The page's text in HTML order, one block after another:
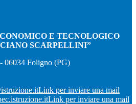
E TECNOLOGICO
SCARPELLINI”
06034 Foligno (PG)
Link per inviare una mail
Link per inviare una mail